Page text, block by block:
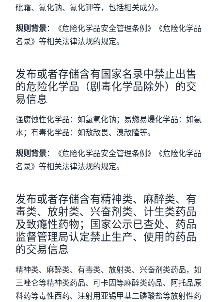
砒霜、氰化钠、氰化钾等，包括相关成分。
规则背景：《危险化学品安全管理条例》《危险化学品
名录》等相关法律法规的规定。
发布或者存储含有国家名录中禁止出售
的危险化学品（剧毒化学品除外）的交
易信息
强腐蚀性化学品：如氢氧化钠；易燃易爆化学品：如氨
水；有毒化学品：如敌敌畏、溴敌隆等。
规则背景：《危险化学品安全管理条例》《危险化学品
名录》等相关法律法规的规定。
发布或者存储含有精神类、麻醉类、有
毒类、放射类、兴奋剂类、计生类药品
及致瘾性药物；国家公示已查处、药品
监督管理局认定禁止生产、使用的药品
的交易信息
精神类、麻醉类、有毒类、放射类、兴奋剂类药品，如
三唑仑等精神类药品、可卡因等麻醉类药品、阿托品原
料药等毒性西药、注射用亚锡甲基二磷酸盐等放射性药